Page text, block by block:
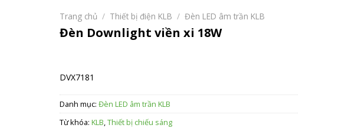
Trang chủ / Thiết bị điện KLB / Đèn LED âm trần KLB
Đèn Downlight viền xi 18W
DVX7181
Danh mục: Đèn LED âm trần KLB
Từ khóa: KLB,Thiết bị chiếu sáng